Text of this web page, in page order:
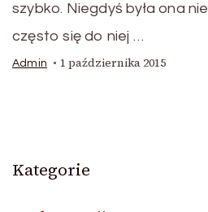
szybko. Niegdyś była ona
często się do niej …
Admin 1 października 2015
Kategorie